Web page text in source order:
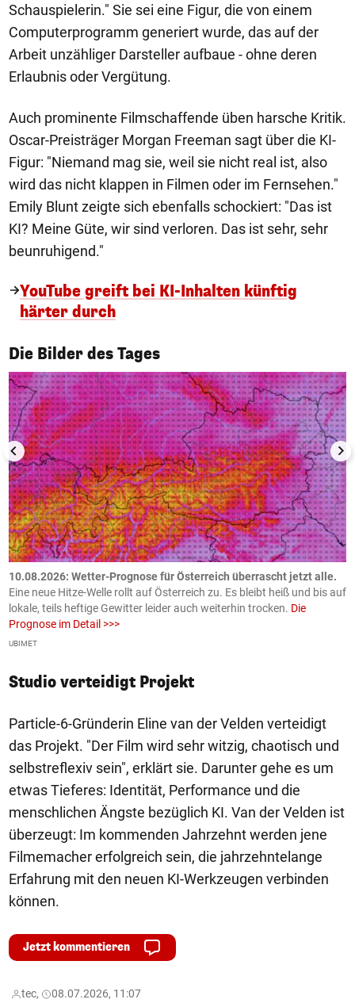
Schauspielerin." Sie sei eine Figur, die von einem
Computerprogramm generiert wurde, das auf der
Arbeit unzähliger Darsteller aufbaue - ohne deren
Erlaubnis oder Vergütung.
Auch prominente Filmschaffende üben harsche Kritik.
Oscar-Preisträger Morgan Freeman sagt über die KI-
Figur: "Niemand mag sie, weil sie nicht real ist, also
wird das nicht klappen in Filmen oder im Fernsehen."
Emily Blunt zeigte sich ebenfalls schockiert: "Das ist
KI? Meine Güte, wir sind verloren. Das ist sehr, sehr
beunruhigend."
YouTube greift bei KI-Inhalten künftig
härter durch
Die Bilder des Tages
1/50
10.08.2026: Wetter-Prognose für Österreich überrascht jetzt alle.
Eine neue Hitze-Welle rollt auf Österreich zu. Es bleibt heiß und bis auf
lokale, teils heftige Gewitter leider auch weiterhin trocken. Die
Prognose im Detail >>>
UBIMET
Studio verteidigt Projekt
Particle-6-Gründerin Eline van der Velden verteidigt
das Projekt. "Der Film wird sehr witzig, chaotisch und
selbstreflexiv sein", erklärt sie. Darunter gehe es um
etwas Tieferes: Identität, Performance und die
menschlichen Ängste bezüglich KI. Van der Velden ist
überzeugt: Im kommenden Jahrzehnt werden jene
Filmemacher erfolgreich sein, die jahrzehntelange
Erfahrung mit den neuen KI-Werkzeugen verbinden
können.
Jetzt kommentieren
tec, 08.07.2026, 11:07